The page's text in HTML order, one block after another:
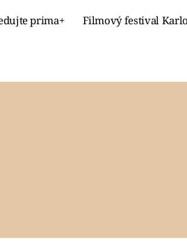
prima+ Filmový festival